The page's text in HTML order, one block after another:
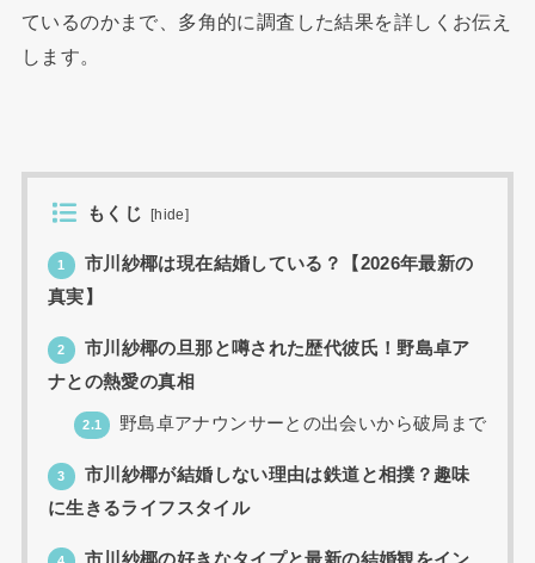
ているのかまで、多角的に調査した結果を詳しくお伝え
します。
もくじ [hide]
1
市川紗椰は現在結婚している？【2026年最新の
真実】
2
市川紗椰の旦那と噂された歴代彼氏！野島卓ア
ナとの熱愛の真相
2.1 野島卓アナウンサーとの出会いから破局まで
3
市川紗椰が結婚しない理由は鉄道と相撲？趣味
に生きるライフスタイル
市川紗椰の好きなタイプと最新の結婚観をイン